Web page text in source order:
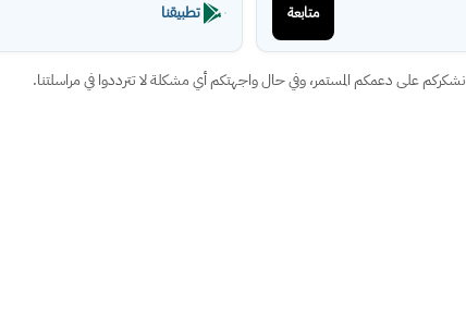
متابعة تطبيقنا
نشكركم على دعمكم المستمر، وفي حال واجهتكم أي مشكلة لا تترددوا في مراسلتنا.